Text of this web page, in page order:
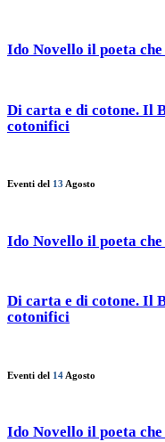
Ido Novello il poeta
Di carta e di cotone. Il
cotonifici
Eventi del 13 Agosto
Ido Novello il poeta
Di carta e di cotone. Il
cotonifici
Eventi del 14 Agosto
Ido Novello il poeta